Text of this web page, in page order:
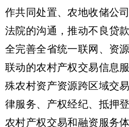
作共同处置、农地收储公
法院的沟通，推动不良贷
全完善全省统一联网、资
联动的农村产权交易信息
殊农村资产资源跨区域交
律服务、产权经纪、抵押
农村产权交易和融资服务